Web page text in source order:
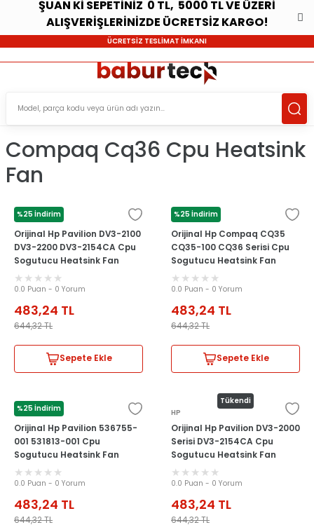
ŞUAN Kİ SEPETİNİZ 0 TL, 5000 TL VE ÜZERİ
ALIŞVERİŞLERİNİZDE ÜCRETSİZ KARGO!
ÜCRETSİZ TESLİMAT İMKANI
Compaq Cq36 Cpu Heatsink
Fan
%25 İndirim
HP
Orijinal Hp Pavilion DV3-2100
DV3-2200 DV3-2154CA Cpu
Sogutucu Heatsink Fan
0.0 Puan - 0 Yorum
483,24 TL
644,32TL
Sepete Ekle
%25 İndirim
HP
Orijinal Hp Compaq CQ35
CQ35-100 CQ36 Serisi Cpu
Sogutucu Heatsink Fan
0.0 Puan - 0 Yorum
483,24 TL
644,32TL
Sepete Ekle
%25 İndirim
HP
Orijinal Hp Pavilion 536755-
001 531813-001 Cpu
Sogutucu Heatsink Fan
0.0 Puan - 0 Yorum
483,24 TL
644,32TL
Tükendi
HP
Orijinal Hp Pavilion DV3-2000
Serisi DV3-2154CA Cpu
Sogutucu Heatsink Fan
0.0 Puan - 0 Yorum
483,24 TL
644,32TL